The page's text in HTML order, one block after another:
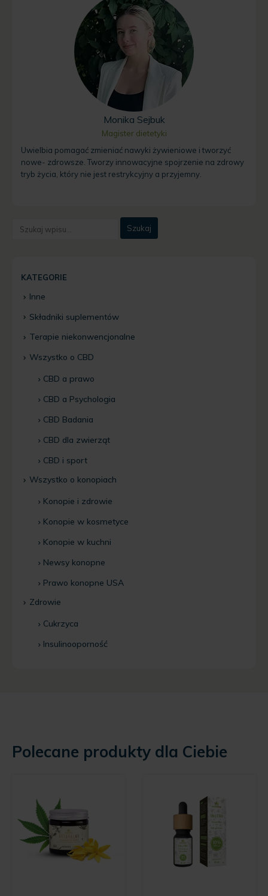
Monika Sejbuk
Magister dietetyki
Uwielbia pomagać zmieniać nawyki żywieniowe i tworzyć
nowe- zdrowsze. Tworzy innowacyjne spojrzenie na zdrowy
tryb życia, który nie jest restrykcyjny a przyjemny.
KATEGORIE
Inne
Składniki suplementów
Terapie niekonwencjonalne
Wszystko o CBD
CBD a prawo
CBD a Psychologia
CBD Badania
CBD dla zwierząt
CBD i sport
Wszystko o konopiach
Konopie i zdrowie
Konopie w kosmetyce
Konopie w kuchni
Newsy konopne
Prawo konopne USA
Zdrowie
Cukrzyca
Insulinooporność
Polecane produkty dla Ciebie